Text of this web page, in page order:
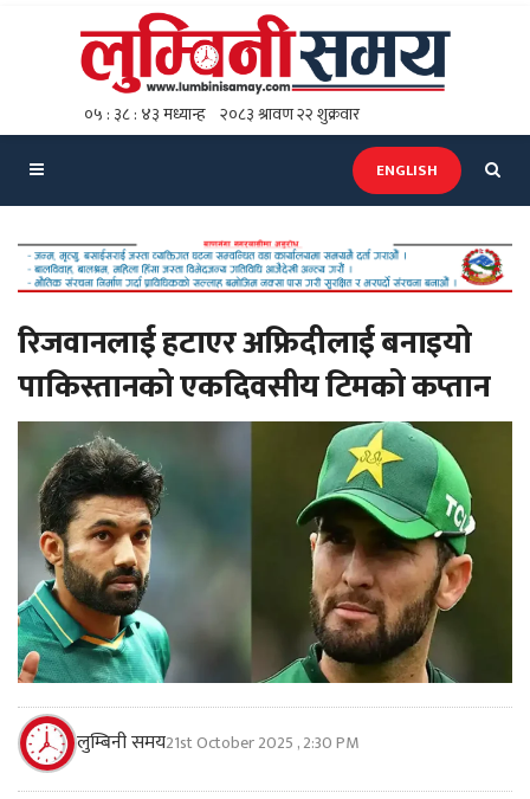
ENGLISH
रिजवानलाई हटाएर अफ्रिदीलाई बनाइयो
पाकिस्तानको एकदिवसीय टिमको कप्तान
लुम्बिनी समय21st October 2025 , 2:30 PM